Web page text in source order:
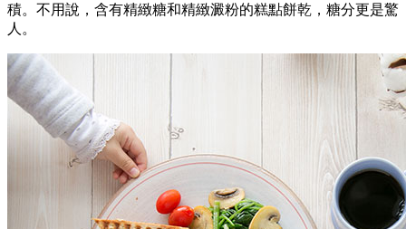
積。不用說，含有精緻糖和精緻澱粉的糕點餅乾，糖分更是驚
人。